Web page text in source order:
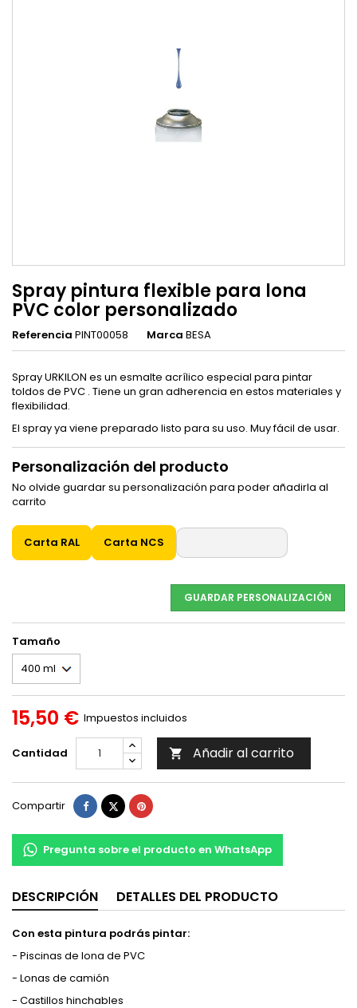
Spray pintura flexible para lona
PVC color personalizado
Referencia PINT00058 Marca BESA
Spray URKILON es un esmalte acrílico especial para pintar
toldos de PVC . Tiene un gran adherencia en estos materiales y
flexibilidad.
El spray ya viene preparado listo para su uso. Muy fácil de usar.
Personalización del producto
No olvide guardar su personalización para poder añadirla al
carrito
Carta RAL Carta NCS
GUARDAR PERSONALIZACIÓN
Tamaño
15,50 € Impuestos incluidos
Cantidad  Añadir al carrito
Compartir Compartir
TuitearPinterest
Pregunta sobre el producto en WhatsApp
DESCRIPCIÓN DETALLES DEL PRODUCTO
Con esta pintura podrás pintar:
- Piscinas de lona de PVC
- Lonas de camión
- Castillos hinchables